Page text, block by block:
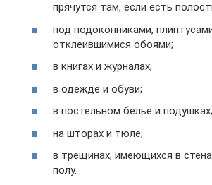
прячутся там, если есть
под подоконниками,
отклеившимися обоями;
в книгах и журналах;
в одежде и обуви;
в постельном белье и подушках;
на шторах и тюле;
в трещинах, имеющихся в
полу.